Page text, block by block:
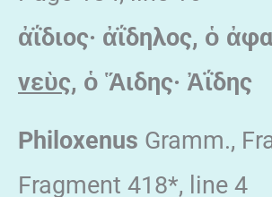
ἀΐδιος· ἀΐδηλος, ὁ
νεὺς, ὁ Ἅιδης· Ἀΐδης
Philoxenus Gramm.,
Fragment 418*, line 4